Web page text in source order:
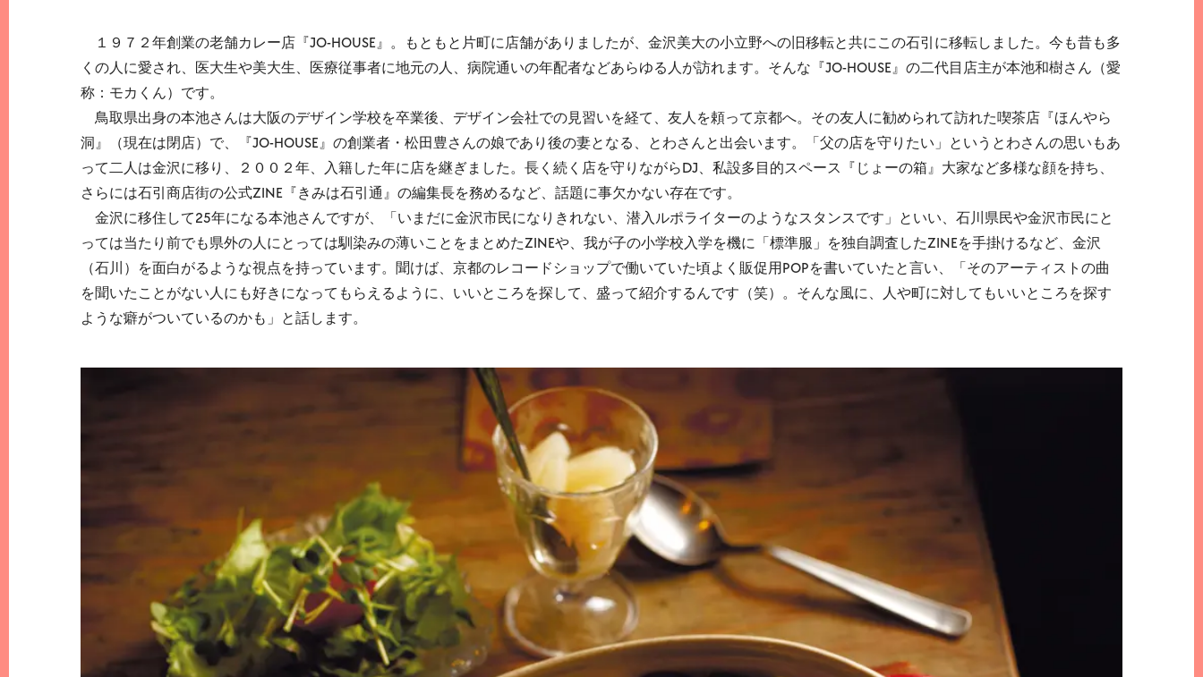
１９７２年創業の老舗カレー店『JO-HOUSE』。もともと片町に店舗がありましたが、金沢美大の小立野への旧移転と共にこの石引に移転しました。今も昔も多
くの人に愛され、医大生や美大生、医療従事者に地元の人、病院通いの年配者などあらゆる人が訪れます。そんな『JO-HOUSE』の二代目店主が本池和樹さん（愛
称：モカくん）です。
鳥取県出身の本池さんは大阪のデザイン学校を卒業後、デザイン会社での見習いを経て、友人を頼って京都へ。その友人に勧められて訪れた喫茶店『ほんやら
洞』（現在は閉店）で、『JO-HOUSE』の創業者・松田豊さんの娘であり後の妻となる、とわさんと出会います。「父の店を守りたい」というとわさんの思いもあ
って二人は金沢に移り、２００２年、入籍した年に店を継ぎました。長く続く店を守りながらDJ、私設多目的スペース『じょーの箱』大家など多様な顔を持ち、
さらには石引商店街の公式ZINE『きみは石引通』の編集長を務めるなど、話題に事欠かない存在です。
金沢に移住して25年になる本池さんですが、「いまだに金沢市民になりきれない、潜入ルポライターのようなスタンスです」といい、石川県民や金沢市民にと
っては当たり前でも県外の人にとっては馴染みの薄いことをまとめたZINEや、我が子の小学校入学を機に「標準服」を独自調査したZINEを手掛けるなど、金沢
（石川）を面白がるような視点を持っています。聞けば、京都のレコードショップで働いていた頃よく販促用POPを書いていたと言い、「そのアーティストの曲
を聞いたことがない人にも好きになってもらえるように、いいところを探して、盛って紹介するんです（笑）。そんな風に、人や町に対してもいいところを探す
ような癖がついているのかも」と話します。